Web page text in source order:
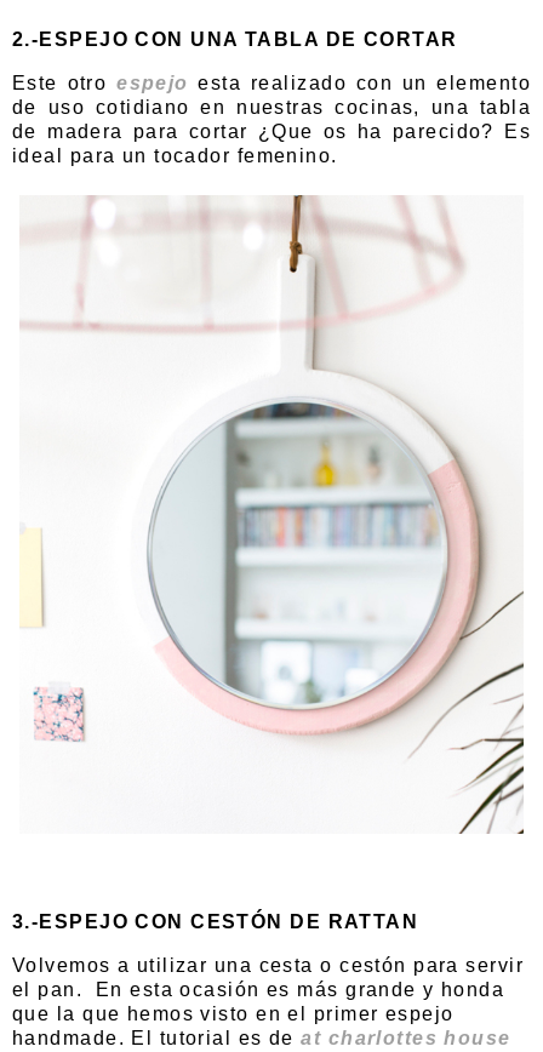
2.-ESPEJO CON UNA TABLA DE CORTAR
Este otroespejo esta realizado con un elemento
de uso cotidiano en nuestras cocinas, una tabla
de madera para cortar ¿Que os ha parecido? Es
ideal para un tocador femenino.
3.-ESPEJO CON CESTÓN DE RATTAN
Volvemos a utilizar una cesta o cestón para servir
el pan. En esta ocasión es más grande y honda
que la que hemos visto en el primer espejo
handmade. El tutorial es deat charlottes house